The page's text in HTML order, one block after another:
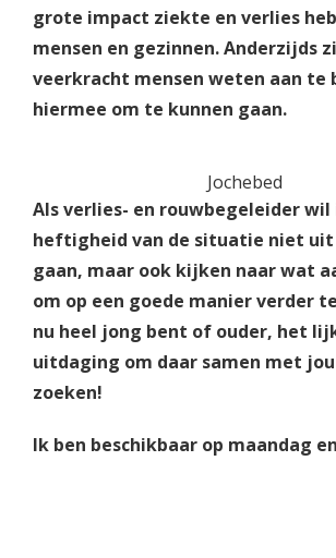
grote impact ziekte en verlies
mensen en gezinnen. Anderzijds
veerkracht mensen weten aan te
hiermee om te kunnen gaan.
Jochebed
Als verlies- en rouwbegeleider wil
heftigheid van de situatie niet uit
gaan, maar ook kijken naar wat
om op een goede manier verder
nu heel jong bent of ouder, het
uitdaging om daar samen met
zoeken!
Ik ben beschikbaar op maandag